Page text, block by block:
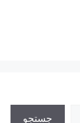
جستجو